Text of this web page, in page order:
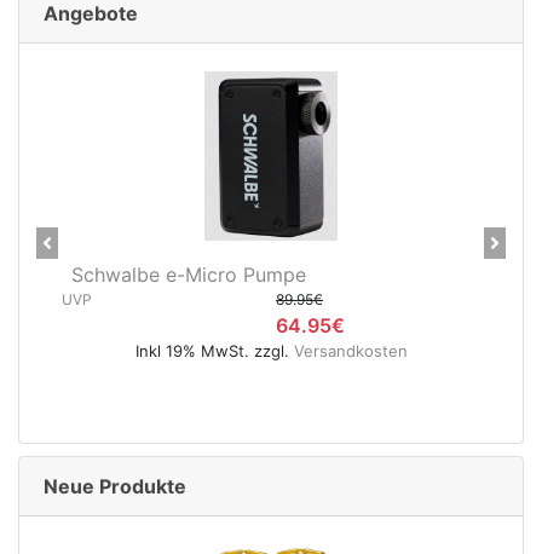
Angebote
Schwalbe e-Micro Pumpe
UVP 89.95€
64.95€
Inkl 19% MwSt. zzgl. Versandkosten
Previous Next
Neue Produkte